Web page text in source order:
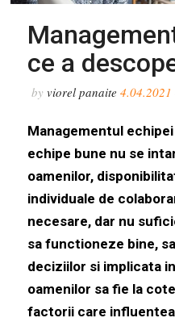
ce a
byviorel panaite4.04.2021
Managementul
echipe bune nu se
oamenilor,
individuale de
necesare, dar nu
sa functioneze bine,
deciziilor si implicata
oamenilor sa fie la
factorii care